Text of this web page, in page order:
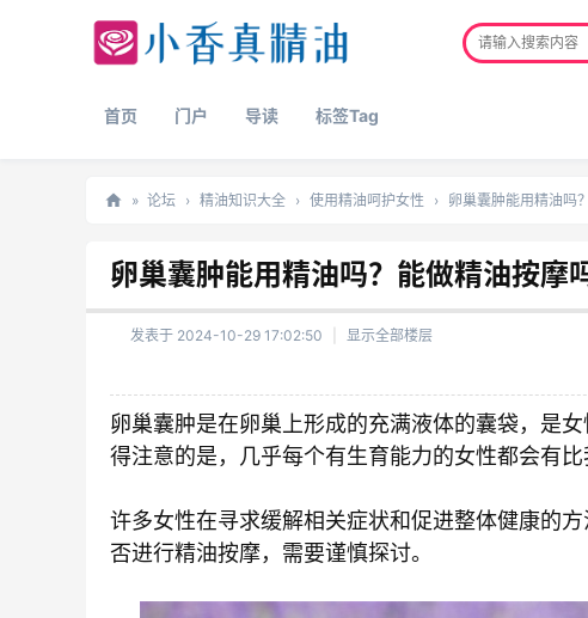
首页 门户 导读 标签Tag
品
» 论坛 › 精油知识大全 › 使用精油呵护女性 › 卵巢囊肿能用精油吗
卵巢囊肿能用精油吗？能做精油按摩
发表于 2024-10-29 17:02:50 显示全部楼层
卵巢囊肿是在卵巢上形成的充满液体的囊袋，是
得注意的是，几乎每个有生育能力的女性都会有比
许多女性在寻求缓解相关症状和促进整体健康的
否进行精油按摩，需要谨慎探讨。